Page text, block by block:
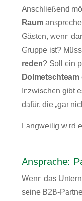
Anschließend
Raum
Gästen, wenn
Gruppe ist?
reden? Soll ein
Dolmetschteam
Inzwischen gibt
dafür, die „gar
Langweilig wird
Ansprache:
Wenn das
seine B2B-